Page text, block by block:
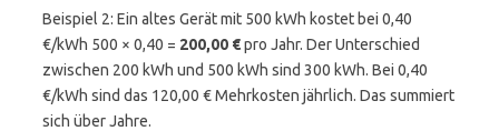
Beispiel 2: Ein altes Gerät mit 500 kWh kostet bei 0,40
€/kWh 500 × 0,40 = 200,00 €pro Jahr. Der Unterschied
zwischen 200 kWh und 500 kWh sind 300 kWh. Bei 0,40
€/kWh sind das 120,00 € Mehrkosten jährlich. Das summiert
sich über Jahre.